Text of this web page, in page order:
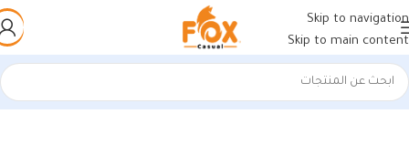
Skip to navigation
Skip to main content
الرئيسية/أحذية رجالي/كوتشي رجالي